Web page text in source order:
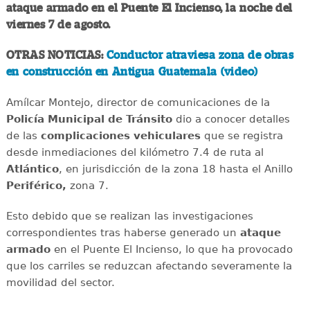
ataque armado en el Puente El Incienso, la noche del
viernes 7 de agosto.
OTRAS NOTICIAS: Conductor atraviesa zona de obras
en construcción en Antigua Guatemala (video)
Amílcar Montejo, director de comunicaciones de la
Policía Municipal de Tránsitodio a conocer detalles
de las complicaciones vehicularesque se registra
desde inmediaciones del kilómetro 7.4 de ruta al
Atlántico, en jurisdicción de la zona 18 hasta el Anillo
Periférico, zona 7.
Esto debido que se realizan las investigaciones
correspondientes tras haberse generado un ataque
armadoen el Puente El Incienso, lo que ha provocado
que los carriles se reduzcan afectando severamente la
movilidad del sector.